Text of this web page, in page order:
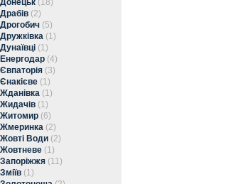
Донецьк (18)
Драбів (2)
Дрогобич (5)
Дружківка (1)
Дунаївці (1)
Енергодар (4)
Євпаторія (3)
Єнакієве (1)
Жданівка (1)
Жидачів (1)
Житомир (6)
Жмеринка (2)
Жовті Води (2)
Жовтневе (1)
Запоріжжя (11)
Зміїв (1)